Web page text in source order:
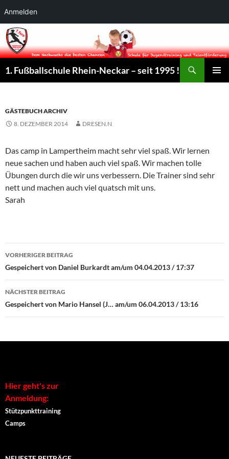
Anmelden
1. Fußballschule Rhein-Neckar – seit 1995 !
GÄSTEBUCH ARCHIV
8. DEZEMBER 2014
DRESEN.N
Das camp in Lampertheim macht sehr viel spaß. Wir lernen
neue sachen und haben auch viel spaß. Wir machen tolle
Übungen durch die wir uns verbessern. Die Trainer sind sehr
nett und machen auch viel quatsch mit uns.
Sarah
Beitrags-
Navigation
VORHERIGER BEITRAG
Gespeichert von Daniel Burkardt am/um 04.04.2013 / 17:37
NÄCHSTER BEITRAG
Gespeichert von Mario Hansel (J… am/um 06.04.2013 / 13:16
Hier geht's zur
Anmeldung:
Stützpunkttraining
Camps